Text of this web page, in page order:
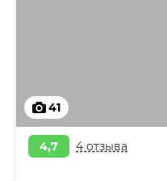
41
4,7 4 отзыва